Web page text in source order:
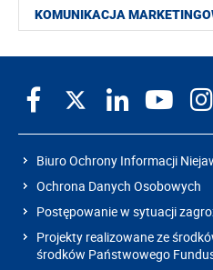
KOMUNIKACJA
Biuro Ochrony Informacji
Ochrona Danych Osobowych
Postępowanie w sytuacji
Projekty realizowane ze
środków Państwowego